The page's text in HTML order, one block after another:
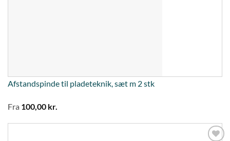
Afstandspinde til pladeteknik, sæt m 2 stk
Fra 100,00 kr.